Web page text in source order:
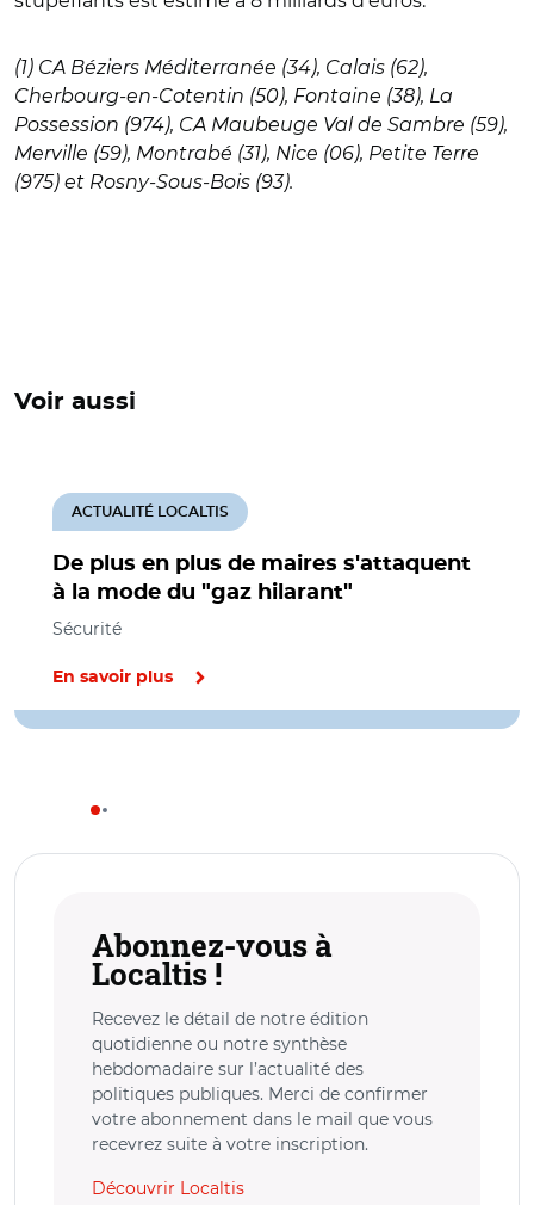
(1) CA Béziers Méditerranée (34), Calais (62),
Cherbourg-en-Cotentin (50), Fontaine (38), La
Possession (974), CA Maubeuge Val de Sambre (59),
Merville (59), Montrabé (31), Nice (06), Petite Terre
(975) et Rosny-Sous-Bois (93).
Voir aussi
De plus en plus de maires s'attaquent
à la mode du "gaz hilarant"
ACTUALITÉ LOCALTIS
Sécurité
En savoir plus
Abonnez-vous à
Localtis !
Recevez le détail de notre édition
quotidienne ou notre synthèse
hebdomadaire sur l’actualité des
politiques publiques. Merci de confirmer
votre abonnement dans le mail que vous
recevrez suite à votre inscription.
Découvrir Localtis